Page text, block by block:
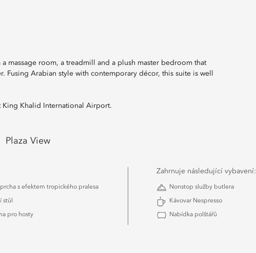
massage room, a treadmill and a plush master bedroom that
Arabian style with contemporary décor, this suite is well
King Khalid International Airport.
Plaza View
s efektem tropického pralesa
stůl
pro hosty
Zahrnuje následující vybavení:
Nonstop služby butlera
Kávovar Nespresso
Nabídka polštářů